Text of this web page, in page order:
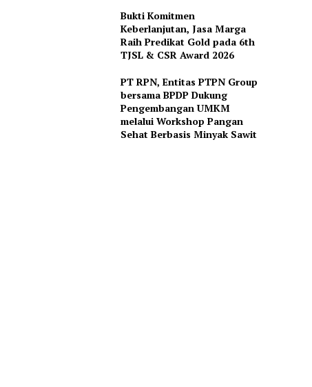
Bukti Komitmen
Keberlanjutan, Jasa Marga
Raih Predikat Gold pada 6th
TJSL & CSR Award 2026
PT RPN, Entitas PTPN Group
bersama BPDP Dukung
Pengembangan UMKM
melalui Workshop Pangan
Sehat Berbasis Minyak Sawit